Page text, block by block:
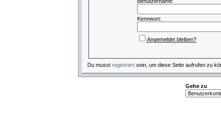
Kennwort:
Angemeldet bleiben?
Du musst registriertsein, um diese Seite aufrufen zu
Gehe zu